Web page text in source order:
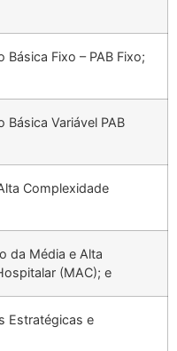
Fixo – PAB Fixo;
Básica Variável PAB
Complexidade
da Média e Alta
(MAC); e
Estratégicas e